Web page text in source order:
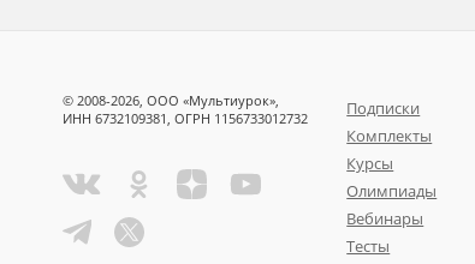
© 2008-2026, ООО «Мультиурок»,
ИНН 6732109381, ОГРН 1156733012732
Подписки
Комплекты
Курсы
Олимпиады
Вебинары
Тесты